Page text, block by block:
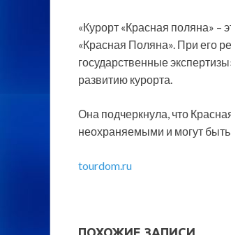
«Курорт «Красная поляна» –
«Красная Поляна». При его
государственные
развитию курорта.
Она подчеркнула, что
неохраняемыми и могут
tourdom.ru
ПОХОЖИЕ ЗАПИСИ